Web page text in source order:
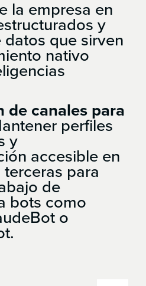
la empresa en
y
que sirven
nativo
de canales para
perfiles
y
accesible en
para
de
bots como
o